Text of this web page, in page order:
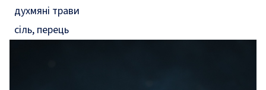
духмяні трави
сіль, перець